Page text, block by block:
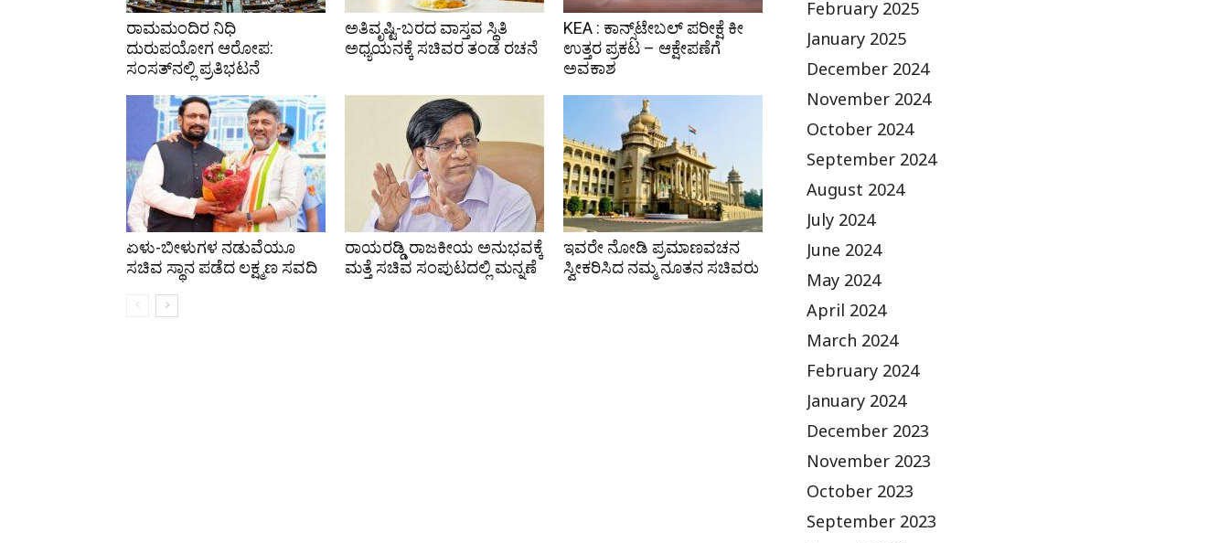
ರಾಮಮಂದಿರ ನಿಧಿ
ದುರುಪಯೋಗ ಆರೋಪ:
ಸಂಸತ್‌ನಲ್ಲಿ ಪ್ರತಿಭಟನೆ
ಅತಿವೃಷ್ಟಿ-ಬರದ ವಾಸ್ತವ ಸ್ಥಿತಿ
ಅಧ್ಯಯನಕ್ಕೆ ಸಚಿವರ ತಂಡ ರಚನೆ
KEA : ಕಾನ್ಸ್‌ಟೇಬಲ್ ಪರೀಕ್ಷೆ ಕೀ
ಉತ್ತರ ಪ್ರಕಟ – ಆಕ್ಷೇಪಣೆಗೆ
ಅವಕಾಶ
ಏಳು-ಬೀಳುಗಳ ನಡುವೆಯೂ
ಸಚಿವ ಸ್ಥಾನ ಪಡೆದ ಲಕ್ಷ್ಮಣ ಸವದಿ
ರಾಯರಡ್ಡಿ ರಾಜಕೀಯ ಅನುಭವಕ್ಕೆ
ಮತ್ತೆ ಸಚಿವ ಸಂಪುಟದಲ್ಲಿ ಮನ್ನಣೆ
ಇವರೇ ನೋಡಿ ಪ್ರಮಾಣವಚನ
ಸ್ವೀಕರಿಸಿದ ನಮ್ಮ ನೂತನ ಸಚಿವರು
February 2025
January 2025
December 2024
November 2024
October 2024
September 2024
August 2024
July 2024
June 2024
May 2024
April 2024
March 2024
February 2024
January 2024
December 2023
November 2023
October 2023
September 2023